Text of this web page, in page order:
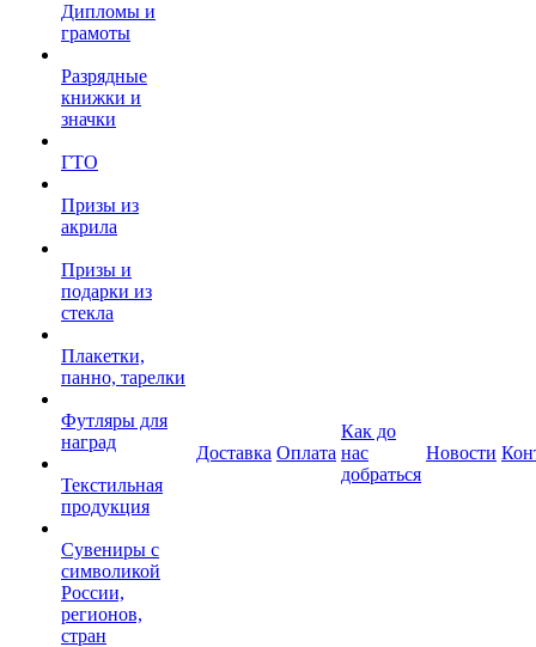
Дипломы и
грамоты
Разрядные
книжки и
значки
ГТО
Призы из
акрила
Призы и
подарки из
стекла
Плакетки,
панно, тарелки
Футляры для
наград
Текстильная
продукция
Сувениры с
символикой
России,
регионов,
стран
Доставка Оплата
Как до
нас
добраться
Новости